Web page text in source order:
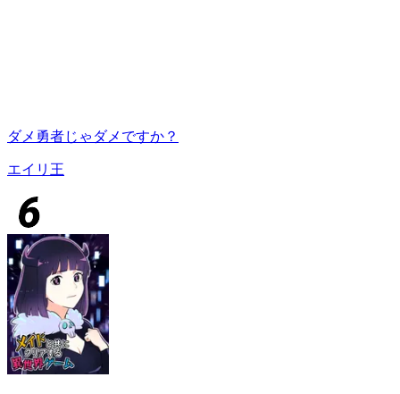
ダメ勇者じゃダメですか？
エイリ王